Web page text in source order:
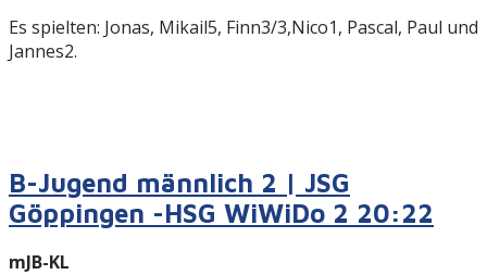
Es spielten: Jonas, Mikail5, Finn3/3,Nico1, Pascal, Paul und
Jannes2.
B-Jugend männlich 2 | JSG
Göppingen -HSG WiWiDo 2 20:22
mJB-KL